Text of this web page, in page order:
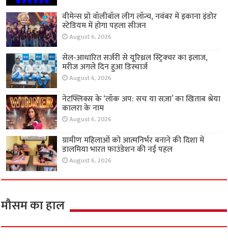
वीमेन्स प्रो वॉलीबॉल लीग लॉन्च, नवंबर में इकाना इंडोर
स्टेडियम में होगा पहला सीजन
August 6, 2026
सेल-आधारित सर्जरी से यूरिथ्रल स्ट्रिक्चर का इलाज,
मरीज अगले दिन हुआ डिस्चार्ज
August 6, 2026
नेटफ्लिक्स के ‘लॉक अप: सच या सज़ा’ का खिताब श्रेया
कालरा के नाम
August 6, 2026
ग्रामीण महिलाओं को आत्मनिर्भर बनाने की दिशा में
डालमिया भारत फाउंडेशन की नई पहल
August 6, 2026
मौसम का हाल